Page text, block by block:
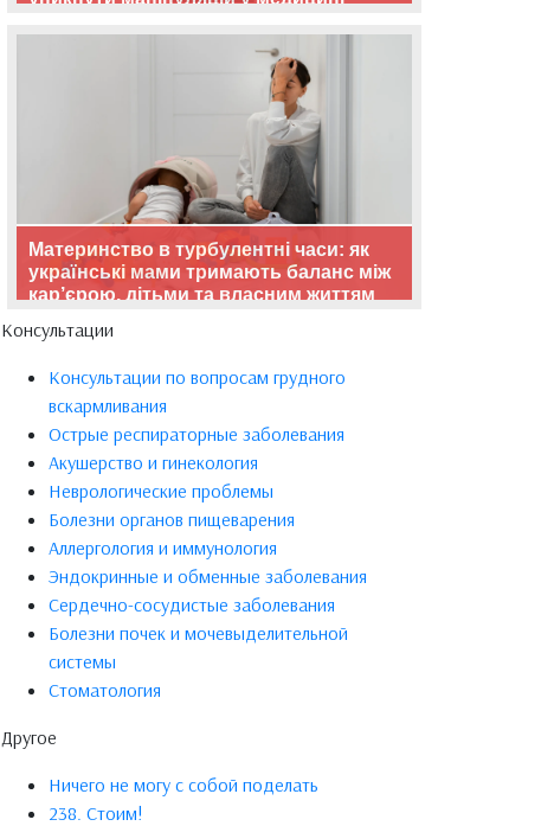
Материнство в турбулентні часи: як
українські мами тримають баланс між
кар’єрою, дітьми та власним життям
Консультации
Консультации по вопросам грудного
вскармливания
Острые респираторные заболевания
Акушерство и гинекология
Неврологические проблемы
Болезни органов пищеварения
Аллергология и иммунология
Эндокринные и обменные заболевания
Сердечно-сосудистые заболевания
Болезни почек и мочевыделительной
системы
Стоматология
Другое
Ничего не могу с собой поделать
238. Стоим!